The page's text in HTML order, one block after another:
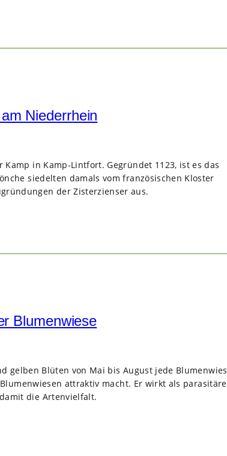
Niederrhein
in Kamp-Lintfort. Gegründet 1123, ist es das
siedelten damals vom französischen Kloster
der Zisterzienser aus.
Blumenwiese
gelben Blüten von Mai bis August jede
attraktiv macht. Er wirkt als parasitäre
die Artenvielfalt.